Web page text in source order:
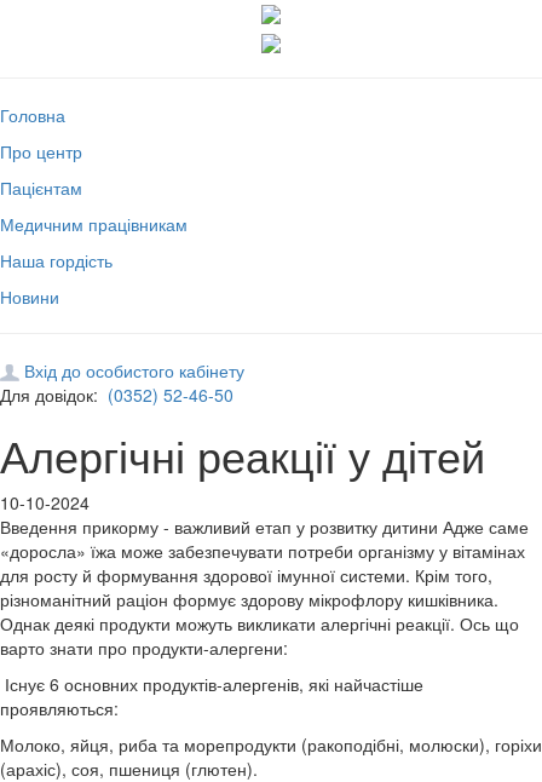
Головна
Про центр
Пацієнтам
Медичним працівникам
Наша гордість
Новини
Вхід до особистого кабінету
Для довідок: (0352) 52-46-50
Алергічні реакції у дітей
10-10-2024
Введення прикорму - важливий етап у розвитку дитини Адже саме
«доросла» їжа може забезпечувати потреби організму у вітамінах
для росту й формування здорової імунної системи. Крім того,
різноманітний раціон формує здорову мікрофлору кишківника.
Однак деякі продукти можуть викликати алергічні реакції. Ось що
варто знати про продукти-алергени:
Існує 6 основних продуктів-алергенів, які найчастіше
проявляються:
Молоко, яйця, риба та морепродукти (ракоподібні, молюски), горіхи
(арахіс), соя, пшениця (глютен).